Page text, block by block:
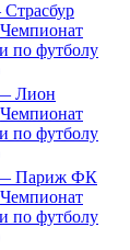
Страсбур
Чемпионат
по футболу
Лион
Чемпионат
по футболу
Париж ФК
Чемпионат
по футболу